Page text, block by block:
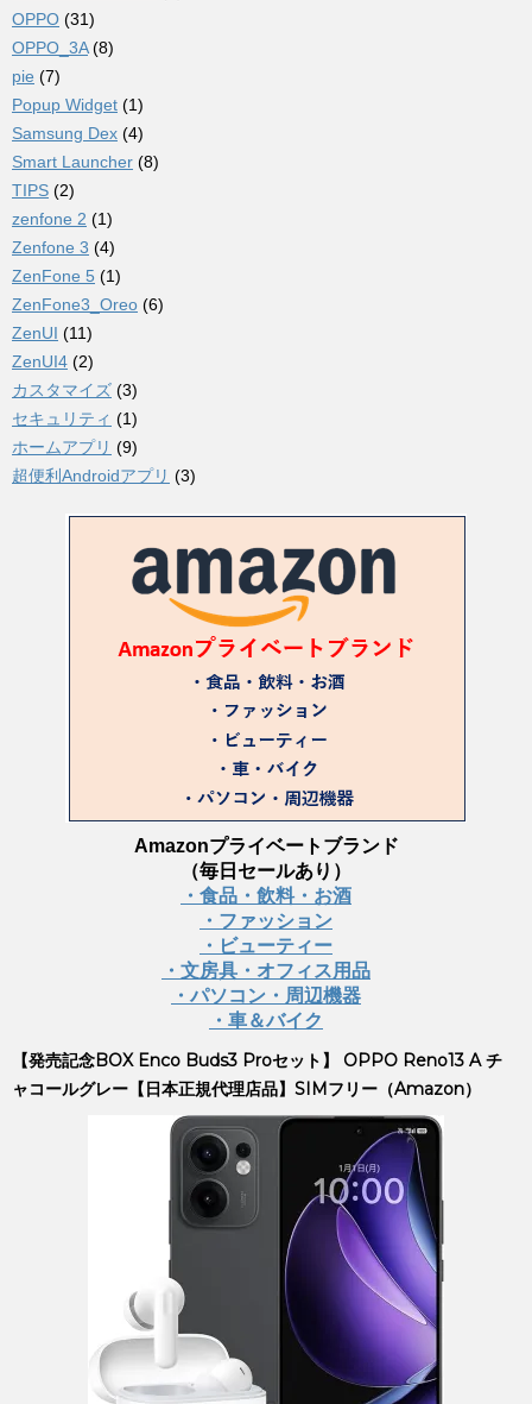
OPPO (31)
OPPO_3A(8)
pie (7)
Popup Widget (1)
Samsung Dex (4)
Smart Launcher (8)
TIPS (2)
zenfone 2 (1)
Zenfone 3 (4)
ZenFone 5 (1)
ZenFone3_Oreo (6)
ZenUI (11)
ZenUI4 (2)
カスタマイズ (3)
セキュリティ (1)
ホームアプリ (9)
超便利Androidアプリ (3)
Amazonプライベートブランド
（毎日セールあり）
・食品・飲料・お酒
・ファッション
・ビューティー
・文房具・オフィス用品
・パソコン・周辺機器
・車＆バイク
【発売記念BOX Enco Buds3 Proセット】 OPPO Reno13 A チ
ャコールグレー【日本正規代理店品】SIMフリー（Amazon）